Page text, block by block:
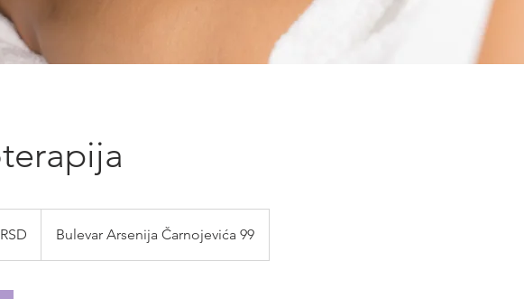
Bulevar Arsenija Čarnojevića 99